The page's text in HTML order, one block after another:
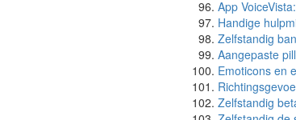
App
Handige
Zelfstandig
Aangepaste
Emoticons en
Zelfstandig